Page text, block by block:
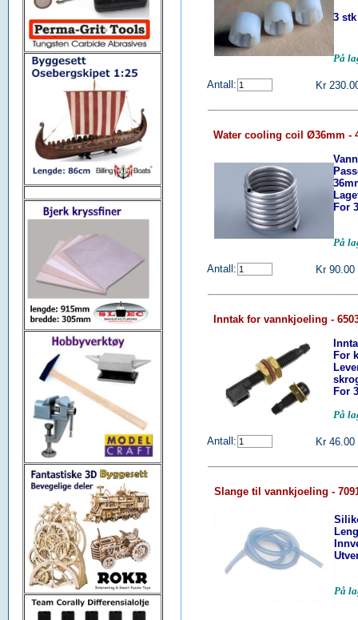
3
På
Antall: Kr
Water cooling coil Ø36mm -
For
På
Antall: Kr 90.00
Inntak for vannkjoeling -
For
For
På
Antall: Kr 46.00
Slange til vannkjoeling -
På